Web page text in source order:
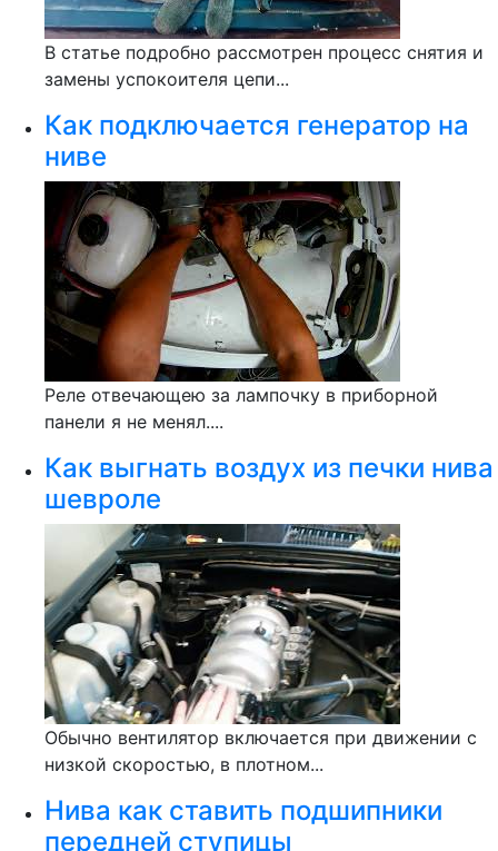
В статье подробно рассмотрен процесс снятия и
замены успокоителя цепи...
Как подключается генератор на
ниве
Реле отвечающею за лампочку в приборной
панели я не менял....
Как выгнать воздух из печки нива
шевроле
Обычно вентилятор включается при движении с
низкой скоростью, в плотном...
Нива как ставить подшипники
передней ступицы